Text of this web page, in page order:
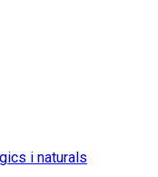
i naturals